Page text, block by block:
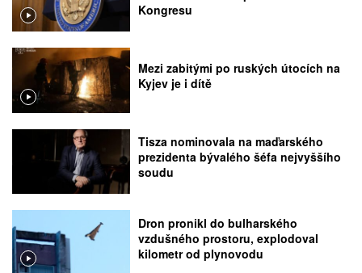
Kongresu
Mezi zabitými po ruských útocích na
Kyjev je i dítě
Tisza nominovala na maďarského
prezidenta bývalého šéfa nejvyššího
soudu
Dron pronikl do bulharského
vzdušného prostoru, explodoval
kilometr od plynovodu